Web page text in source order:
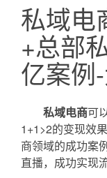
私域电
+总部
亿案例
私域电商可
1+1>2的变现效
商领域的成功案
直播，成功实现